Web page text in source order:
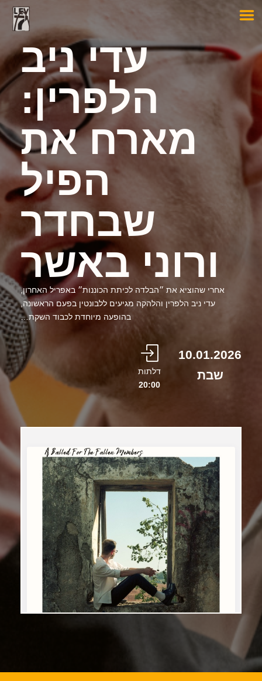
עדי ניב
הלפרין:
מארח את
הפיל
שבחדר
ורוני באשר
אחרי שהוציא את ״הבלדה לכיתת הכוננות״ באפריל האחרון,
עדי ניב הלפרין והלהקה מגיעים ללבונטין בפעם הראשונה,
בהופעה מיוחדת לכבוד השקת…
10.01.2026
שבת
דלתות
20:00